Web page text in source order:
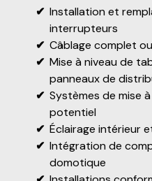
Installation et
interrupteurs
Câblage complet
Mise à niveau de
panneaux de
Systèmes de mise
potentiel
Éclairage intérieur
Intégration de
domotique